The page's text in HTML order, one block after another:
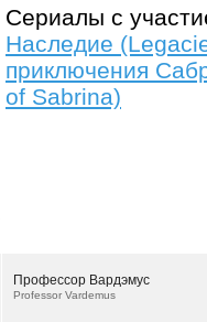
Сериалы с
Наследие
приключения
of Sabrina)
Профессор Вардэмус
Professor Vardemus